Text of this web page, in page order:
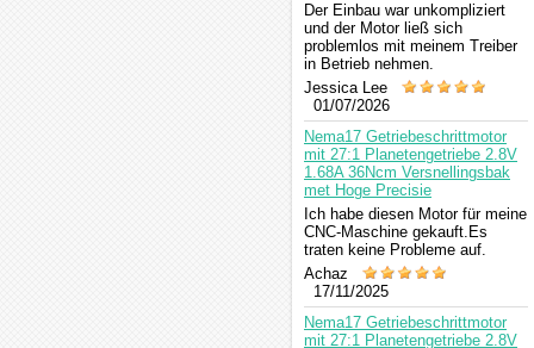
Der Einbau war unkompliziert
und der Motor ließ sich
problemlos mit meinem Treiber
in Betrieb nehmen.
Jessica Lee
01/07/2026
Nema17 Getriebeschrittmotor
mit 27:1 Planetengetriebe 2.8V
1.68A 36Ncm Versnellingsbak
met Hoge Precisie
Ich habe diesen Motor für meine
CNC-Maschine gekauft.Es
traten keine Probleme auf.
Achaz
17/11/2025
Nema17 Getriebeschrittmotor
mit 27:1 Planetengetriebe 2.8V